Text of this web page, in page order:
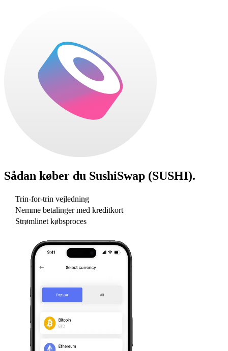
Sådan køber du SushiSwap (SUSHI).
Trin-for-trin vejledning
Nemme betalinger med kreditkort
Strømlinet købsproces